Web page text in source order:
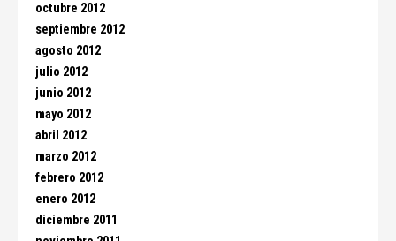
octubre 2012
septiembre 2012
agosto 2012
julio 2012
junio 2012
mayo 2012
abril 2012
marzo 2012
febrero 2012
enero 2012
diciembre 2011